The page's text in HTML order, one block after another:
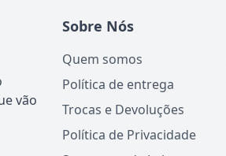
vão
Sobre Nós
Quem somos
Política de entrega
Trocas e Devoluções
Política de Privacidade